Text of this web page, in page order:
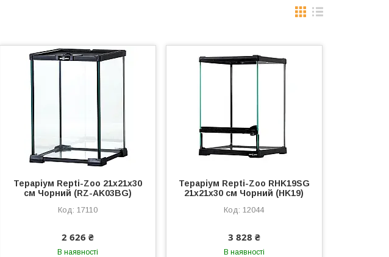
Тераріум Repti-Zoo 21x21x30
см Чорний (RZ-AK03BG)
17110
2 626 ₴
В наявності
Тераріум Repti-Zoo RHK19SG
21x21x30 см Чорний (HK19)
12044
3 828 ₴
В наявності